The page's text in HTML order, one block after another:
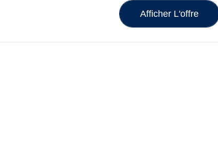
Afficher L'offre